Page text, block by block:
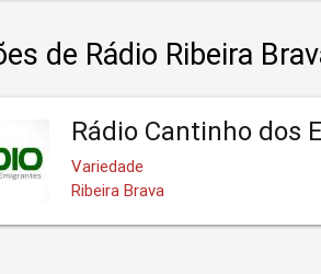
de Rádio Ribeira
Rádio Cantinho dos
Variedade
Ribeira Brava